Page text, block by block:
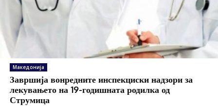
Македонија
Завршија вонредните инспекциски надзори за
лекувањето на 19-годишната родилка од
Струмица